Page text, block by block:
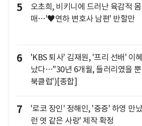
5
오초희, 비키니에 드러난 육감적 몸
매…'♥연하 변호사 남편' 반할만
6
'KBS 퇴사' 김재원, '프리 선배' 이
났다…"30년 6개월, 들러리였을
북클럽')[종합]
7
'로코 장인' 정해인, '중증' 하영 만
런 엿 같은 사랑' 제작 확정